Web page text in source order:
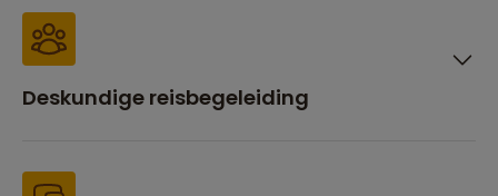
Deskundige reisbegeleiding